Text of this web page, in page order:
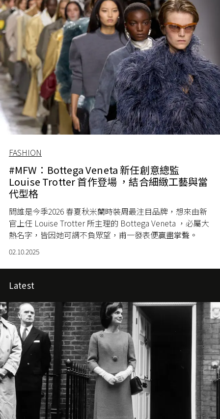
FASHION
#MFW：Bottega Veneta 新任創意總監
Louise Trotter 首作登場 ，結合細緻工藝與當
代型格
問誰是今季2026 春夏秋米蘭時裝周最注目品牌，想來由新
官上任 Louise Trotter 所主理的 Bottega Veneta ，必屬大
熱名字，皆因她可謂不負眾望，甫一發表便贏盡掌聲。
02.10.2025
Latest